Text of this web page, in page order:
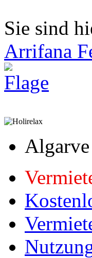
Sie sind
Arrifana